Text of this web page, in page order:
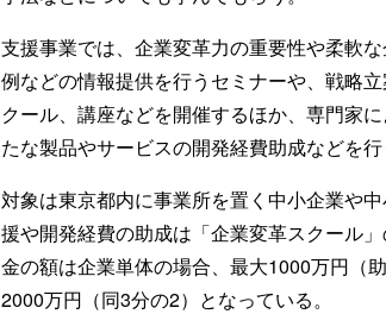
支援事業では、企業変革力の重要性や柔軟
例などの情報提供を行うセミナーや、戦略
クール、講座などを開催するほか、専門家
たな製品やサービスの開発経費助成などを行
対象は東京都内に事業所を置く中小企業や
援や開発経費の助成は「企業変革スクール
金の額は企業単体の場合、最大1000万円（
2000万円（同3分の2）となっている。